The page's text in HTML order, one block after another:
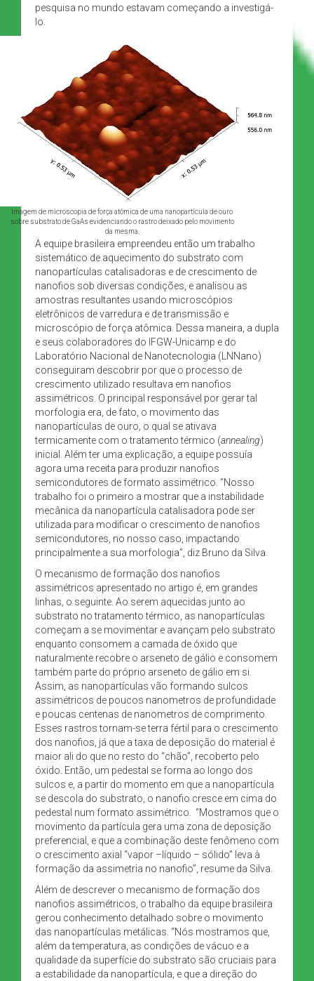
pesquisa no mundo estavam começando a investigá-
lo.
Imagem de microscopia de força atômica de uma nanopartícula de ouro
sobre substrato de GaAs evidenciando o rastro deixado pelo movimento
da mesma.
A equipe brasileira empreendeu então um trabalho
sistemático de aquecimento do substrato com
nanopartículas catalisadoras e de crescimento de
nanofios sob diversas condições, e analisou as
amostras resultantes usando microscópios
eletrônicos de varredura e de transmissão e
microscópio de força atômica. Dessa maneira, a dupla
e seus colaboradores do IFGW-Unicamp e do
Laboratório Nacional de Nanotecnologia (LNNano)
conseguiram descobrir por que o processo de
crescimento utilizado resultava em nanofios
assimétricos. O principal responsável por gerar tal
morfologia era, de fato, o movimento das
nanopartículas de ouro, o qual se ativava
termicamente com o tratamento térmico (annealing)
inicial. Além ter uma explicação, a equipe possuía
agora uma receita para produzir nanofios
semicondutores de formato assimétrico. “Nosso
trabalho foi o primeiro a mostrar que a instabilidade
mecânica da nanopartícula catalisadora pode ser
utilizada para modificar o crescimento de nanofios
semicondutores, no nosso caso, impactando
principalmente a sua morfologia”, diz Bruno da Silva.
O mecanismo de formação dos nanofios
assimétricos apresentado no artigo é, em grandes
linhas, o seguinte. Ao serem aquecidas junto ao
substrato no tratamento térmico, as nanopartículas
começam a se movimentar e avançam pelo substrato
enquanto consomem a camada de óxido que
naturalmente recobre o arseneto de gálio e consomem
também parte do próprio arseneto de gálio em si.
Assim, as nanopartículas vão formando sulcos
assimétricos de poucos nanometros de profundidade
e poucas centenas de nanometros de comprimento.
Esses rastros tornam-se terra fértil para o crescimento
dos nanofios, já que a taxa de deposição do material é
maior ali do que no resto do “chão”, recoberto pelo
óxido. Então, um pedestal se forma ao longo dos
sulcos e, a partir do momento em que a nanopartícula
se descola do substrato, o nanofio cresce em cima do
pedestal num formato assimétrico. “Mostramos que o
movimento da partícula gera uma zona de deposição
preferencial, e que a combinação deste fenômeno com
o crescimento axial “vapor –líquido – sólido” leva à
formação da assimetria no nanofio”, resume da Silva.
Além de descrever o mecanismo de formação dos
nanofios assimétricos, o trabalho da equipe brasileira
gerou conhecimento detalhado sobre o movimento
das nanopartículas metálicas. “Nós mostramos que,
além da temperatura, as condições de vácuo e a
qualidade da superfície do substrato são cruciais para
a estabilidade da nanopartícula, e que a direção do